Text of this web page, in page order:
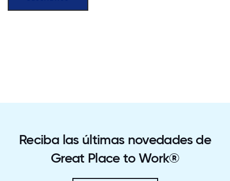
Reciba las últimas novedades de
Great Place to Work®